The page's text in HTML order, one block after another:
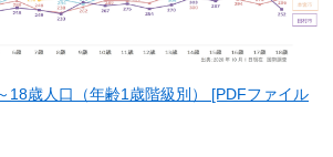
18歳人口（年齢1歳階級別） [PDFファイル